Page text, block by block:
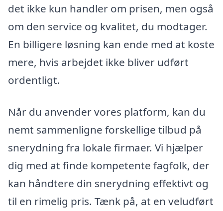
det ikke kun handler om prisen, men også
om den service og kvalitet, du modtager.
En billigere løsning kan ende med at koste
mere, hvis arbejdet ikke bliver udført
ordentligt.
Når du anvender vores platform, kan du
nemt sammenligne forskellige tilbud på
snerydning fra lokale firmaer. Vi hjælper
dig med at finde kompetente fagfolk, der
kan håndtere din snerydning effektivt og
til en rimelig pris. Tænk på, at en veludført